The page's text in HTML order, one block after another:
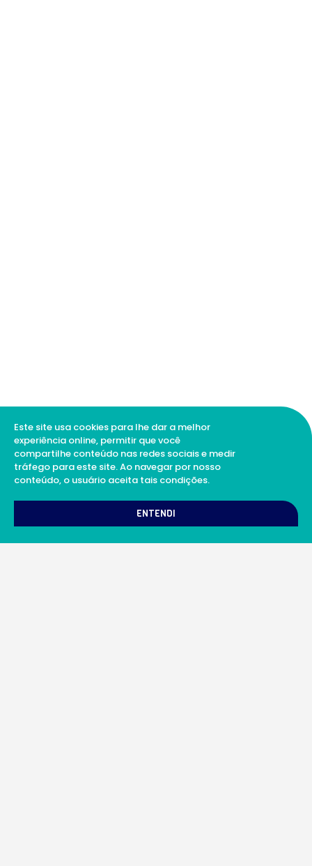
Este site usa cookies para lhe dar a melhor
experiência online, permitir que você
compartilhe conteúdo nas redes sociais e medir
tráfego para este site. Ao navegar por nosso
conteúdo, o usuário aceita tais condições.
ENTENDI